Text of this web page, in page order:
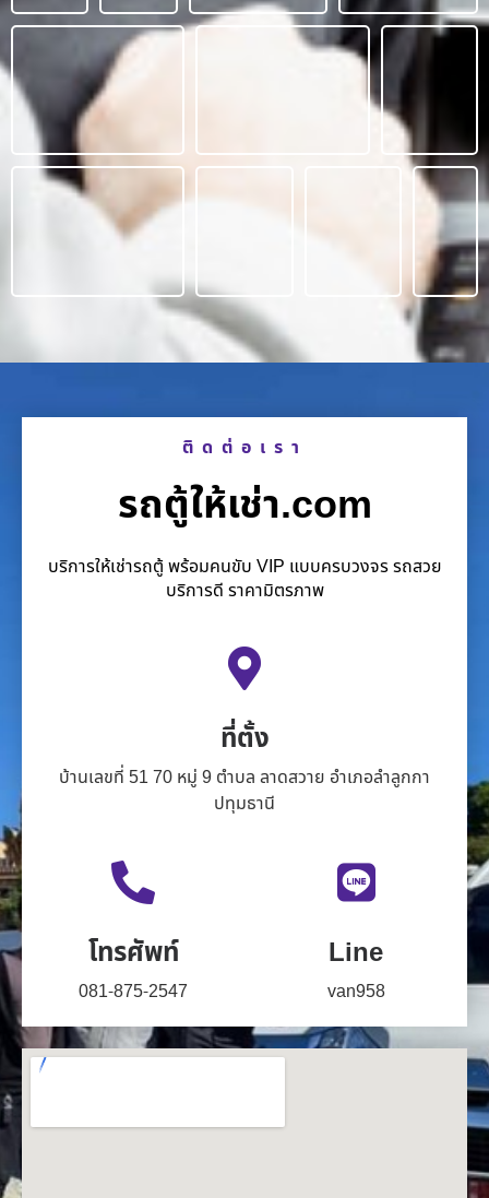
ติดต่อเรา
รถตู้ให้เช่า.com
บริการให้เช่ารถตู้ พร้อมคนขับ VIP แบบครบวงจร รถสวย
บริการดี ราคามิตรภาพ
ที่ตั้ง
บ้านเลขที่ 51 70 หมู่ 9 ตำบล ลาดสวาย อำเภอลำลูกกา
ปทุมธานี
โทรศัพท์
081-875-2547
Line
van958